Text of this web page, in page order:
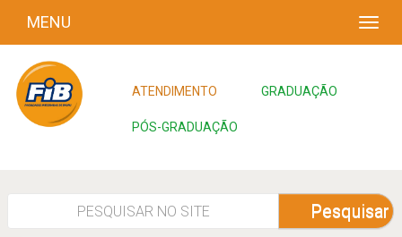
MENU
ATENDIMENTO GRADUAÇÃO
PÓS-GRADUAÇÃO
Pesquisar